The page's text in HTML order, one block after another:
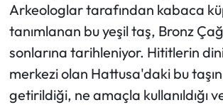
Arkeologlar tarafından kabaca
tanımlanan bu yeşil taş, Bronz
sonlarına tarihleniyor. Hititlerin
merkezi olan Hattusa'daki bu taşın
getirildiği, ne amaçla kullanıldığı
Yaşam
Yayla Haber
Yemek Tarifleri